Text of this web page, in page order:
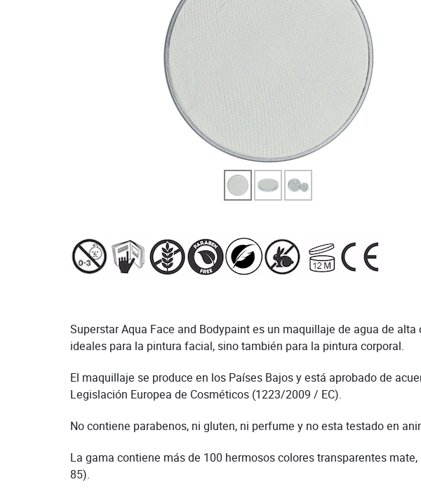
Superstar Aqua Face and Bodypaint es un maquillaje de agua de
ideales para la pintura facial, sino también para la pintura corporal.
El maquillaje se produce en los Países Bajos y está aprobado de
Legislación Europea de Cosméticos (1223/2009 / EC).
No contiene parabenos, ni gluten, ni perfume y no esta testado en
La gama contiene más de 100 hermosos colores transparentes
85).